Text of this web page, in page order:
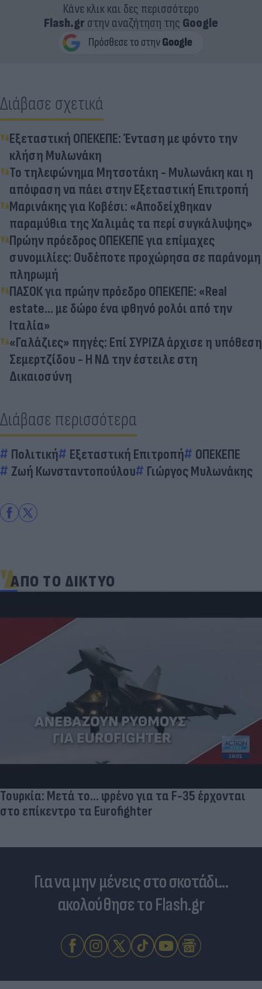
Κάνε κλικ και δες περισσότερο
Flash.grστην αναζήτηση της Google
Διάβασε σχετικά
Εξεταστική ΟΠΕΚΕΠΕ: Ένταση με φόντο την
κλήση Μυλωνάκη
Το τηλεφώνημα Μητσοτάκη - Μυλωνάκη και η
απόφαση να πάει στην Εξεταστική Επιτροπή
Μαρινάκης για Κοβέσι: «Αποδείχθηκαν
παραμύθια της Χαλιμάς τα περί συγκάλυψης»
Πρώην πρόεδρος ΟΠΕΚΕΠΕ για επίμαχες
συνομιλίες: Ουδέποτε προχώρησα σε παράνομη
πληρωμή
ΠΑΣΟΚ για πρώην πρόεδρο ΟΠΕΚΕΠΕ: «Real
estate… με δώρο ένα φθηνό ρολόι από την
Ιταλία»
«Γαλάζιες» πηγές: Επί ΣΥΡΙΖΑ άρχισε η υπόθεση
Σεμερτζίδου - Η ΝΔ την έστειλε στη
Δικαιοσύνη
Διάβασε περισσότερα
Πολιτική Εξεταστική Επιτροπή
ΟΠΕΚΕΠΕ
Ζωή Κωνσταντοπούλου
Γιώργος Μυλωνάκης
ΑΠΟ ΤΟ ΔΙΚΤΥΟ
Γιατί ξαναπαίρνουμε το χαμένο βάρος; Ο ρόλος
του βιολογικού προγραμματισμού μας
Για να μην μένεις στο σκοτάδι...
ακολούθησε το Flash.gr